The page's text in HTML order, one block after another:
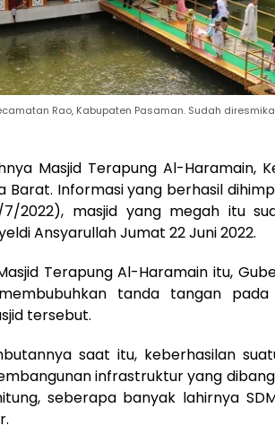
Rao, Kabupaten Pasaman. Sudah
Masjid Terapung Al-Haramain,
Barat. Informasi yang berhasil
2022), masjid yang megah itu
Ansyarullah Jumat 22 Juni 2022.
Terapung Al-Haramain itu,
tanda tangan
tersebut.
saat itu, keberhasilan
infrastruktur yang
seberapa banyak lahirnya